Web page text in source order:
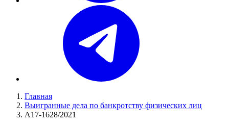
Главная
Выигранные дела по банкротству физических лиц
А17-1628/2021